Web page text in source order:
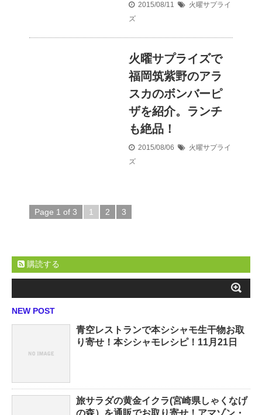
2015/08/11
火曜サプライ
ズ
火曜サプライズで
福岡筑紫野のアラ
スカのボンバーピ
ザを紹介。ランチ
も絶品！
2015/08/06
火曜サプライ
ズ
Page 1 of 3 1 2 3
購読する
NEW POST
青空レストランで本シシャモ生干物お取
り寄せ！本シシャモレシピ！11月21日
旅サラダの黄金イクラ(宮崎県しゃくなげ
の森）を通販でお取り寄せ！アマゾン・